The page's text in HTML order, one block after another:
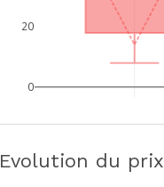
0
20
Evolution du prix